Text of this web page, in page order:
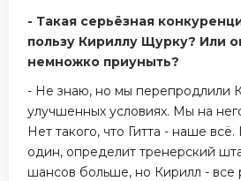
- Такая серьёзная
пользу Кириллу Щурку? Или
немножко приуныть?
- Не знаю, но мы перепродлили
улучшенных условиях. Мы на
Нет такого, что Гитта - наше
один, определит тренерский
шансов больше, но Кирилл - все